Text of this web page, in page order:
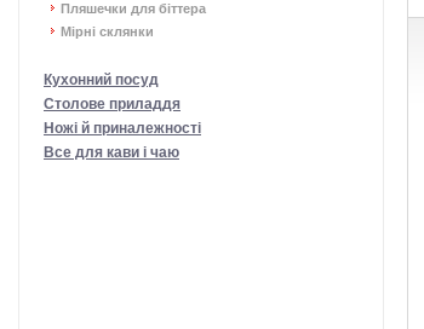
Пляшечки для біттера
Мірні склянки
Кухонний посуд
Столове приладдя
Ножі й приналежності
Все для кави і чаю